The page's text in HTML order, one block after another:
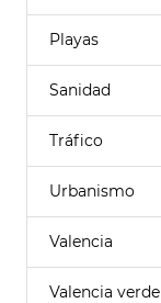
Playas
Sanidad
Tráfico
Urbanismo
Valencia
Valencia verde